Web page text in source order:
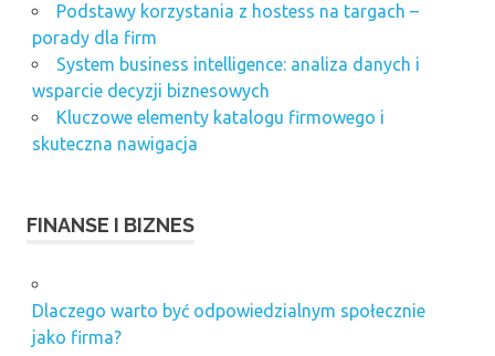
Podstawy korzystania z hostess na targach –
porady dla firm
System business intelligence: analiza danych i
wsparcie decyzji biznesowych
Kluczowe elementy katalogu firmowego i
skuteczna nawigacja
FINANSE I BIZNES
Dlaczego warto być odpowiedzialnym społecznie
jako firma?